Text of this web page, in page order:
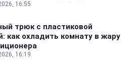
16:55
трюк с пластиковой
как охладить комнату в жару
16:19